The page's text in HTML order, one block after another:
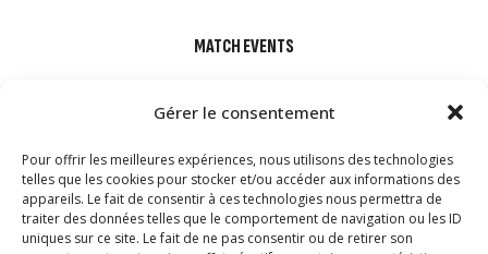
Gérer le consentement
Pour offrir les meilleures expériences, nous utilisons des technologies
telles que les cookies pour stocker et/ou accéder aux informations des
appareils. Le fait de consentir à ces technologies nous permettra de
traiter des données telles que le comportement de navigation ou les ID
uniques sur ce site. Le fait de ne pas consentir ou de retirer son
MATCH EVENTS